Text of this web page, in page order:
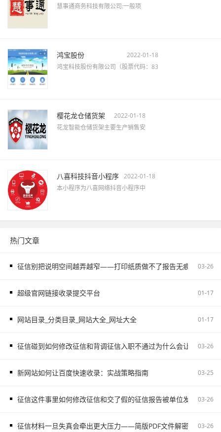
慧事通商务科技有限公司:一般项
鸿宝股份
2022-01-18
鸿宝科技股份有限公司（股票代码：83
樱花龙仓储货架
2022-01-18
花龙智能仓储货架主要生产销售安
八喜科技抖音小程序 2022-01-18
本小程序为八喜网络抖音小程序中
热门文章
征信别把说明空间越弄越窄——打印纸质做不了报告无痕PS修改和
03-26
超级官网链接收录提交平台 01-17
网站目录_分类目录_网站大全_网址大全 01-17
征信碰到如何修改征信和背调征信入职不通过为什么会让自己更被
03-26
新网站如何让百度快速收录：实战策略指南 03-25
征信这件事里如何修改征信和交了假的征信报告被单位发现容易把
03-26
征信材料一旦失真会牵出更大压力——简版PDF文件解密和入职征
03-26